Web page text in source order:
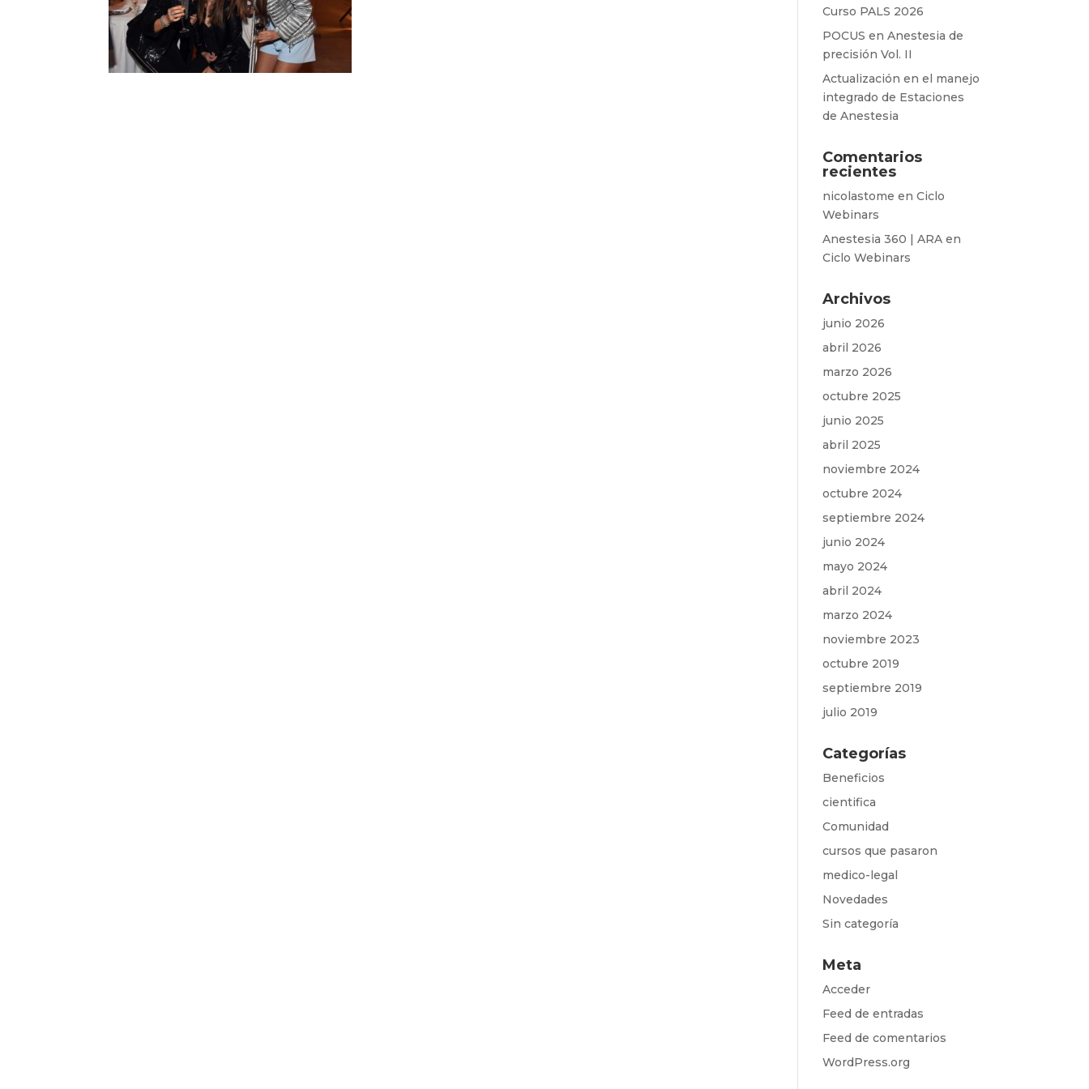
Curso PALS 2026
POCUS en Anestesia de
precisión Vol. II
Actualización en el manejo
integrado de Estaciones
de Anestesia
Comentarios
recientes
nicolastome enCiclo
Webinars
Anestesia 360 | ARA en
Ciclo Webinars
Archivos
junio 2026
abril 2026
marzo 2026
octubre 2025
junio 2025
abril 2025
noviembre 2024
octubre 2024
septiembre 2024
junio 2024
mayo 2024
abril 2024
marzo 2024
noviembre 2023
octubre 2019
septiembre 2019
julio 2019
Categorías
Beneficios
cientifica
Comunidad
cursos que pasaron
medico-legal
Novedades
Sin categoría
Meta
Acceder
Feed de entradas
Feed de comentarios
WordPress.org